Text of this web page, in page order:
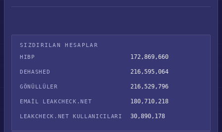
SIZDIRILAN HESAPLAR
HIBP
172,869,660
DEHASHED 216,595,064
GÖNÜLLÜLER 216,529,796
EMAIL LEAKCHECK.NET 180,710,218
LEAKCHECK.NET KULLANICILARI 30,890,178